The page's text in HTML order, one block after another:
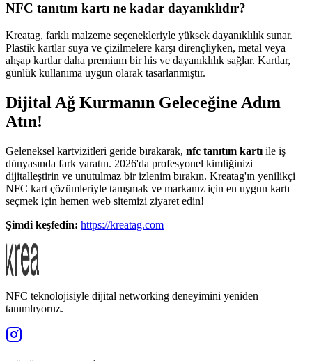
NFC tanıtım kartı ne kadar dayanıklıdır?
Kreatag, farklı malzeme seçenekleriyle yüksek dayanıklılık sunar.
Plastik kartlar suya ve çizilmelere karşı dirençliyken, metal veya
ahşap kartlar daha premium bir his ve dayanıklılık sağlar. Kartlar,
günlük kullanıma uygun olarak tasarlanmıştır.
Dijital Ağ Kurmanın Geleceğine Adım
Atın!
Geleneksel kartvizitleri geride bırakarak, nfc tanıtım kartı ile iş
dünyasında fark yaratın. 2026'da profesyonel kimliğinizi
dijitalleştirin ve unutulmaz bir izlenim bırakın. Kreatag'ın yenilikçi
NFC kart çözümleriyle tanışmak ve markanız için en uygun kartı
seçmek için hemen web sitemizi ziyaret edin!
Şimdi keşfedin: https://kreatag.com
NFC teknolojisiyle dijital networking deneyimini yeniden
tanımlıyoruz.